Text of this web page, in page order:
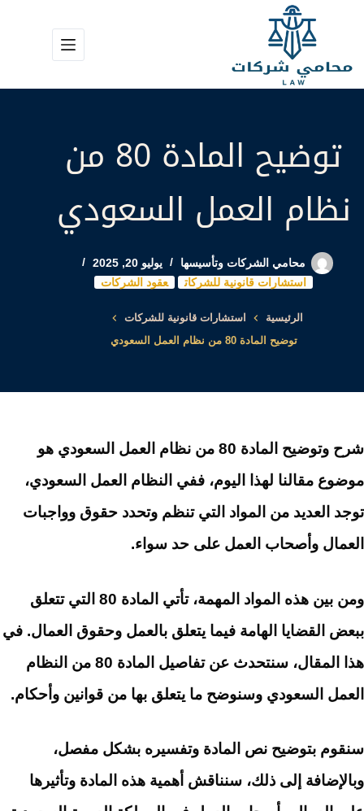
توضيح المادة 80 من
نظام العمل السعودي
محامي الشركات وتأسيسها
يوليو 20, 2025
استشارات قانونية للشركات
عقود الشركات
الرئيسية
استشارات قانونية للشركات
توضيح المادة 80 من نظام العمل السعودي
شرح وتوضيح المادة 80 من نظام العمل السعودي هو
موضوع مقالنا لهذا اليوم، ففي النظام العمل السعودي،
توجد العديد من المواد التي تنظم وتحدد حقوق وواجبات
العمال وأصحاب العمل على حد سواء.
ومن بين هذه المواد المهمة، تأتي المادة 80 التي تتعلق
ببعض القضايا الهامة فيما يتعلق بالعمل وحقوق العمال. في
هذا المقال، سنتحدث عن تفاصيل المادة 80 من النظام
العمل السعودي وسنوضح ما يتعلق بها من قوانين وأحكام.
سنقوم بتوضيح نص المادة وتفسيره بشكل مفصل،
وبالإضافة إلى ذلك، سنناقش أهمية هذه المادة وتأثيرها